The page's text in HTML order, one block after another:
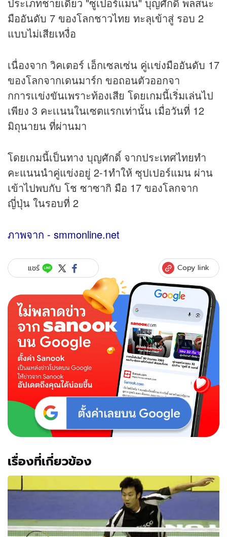
มืออันดับ 7 ของโลกชาวไทย ทะลุเข้าสู่ รอบ 2
แบบไม่เสียเหงื่อ
เนื่องจาก วิคเตอร์ เอ็กเซลเซ่น คู่เเข่งมืออันดับ 17
ของโลกจากเดนมาร์ก ขอถอนตัวออกจา
กการเเข่งขันเพราะท้องเสีย โดยเกมนี้เริ่มเล่นไป
เพียง 3 คะเเนนในเซตแรกเท่านั้น เมื่อวันที่ 12
มิถุนายน ที่ผ่านมา
โดยเกมนี้เป็นทาง บุญศักดิ์ จากประเทศไทยทำ
คะแนนนำคู่แข่งอยู่ 2-1ทำให้ ซุปเปอร์แมน ผ่าน
เข้าไปพบกับ โช ซาซากิ มือ 17 ของโลกจาก
ญี่ปุ่น ในรอบที่ 2
ภาพจาก - smmonline.net
แชร์ Copy link
เรื่องที่เกี่ยวข้อง